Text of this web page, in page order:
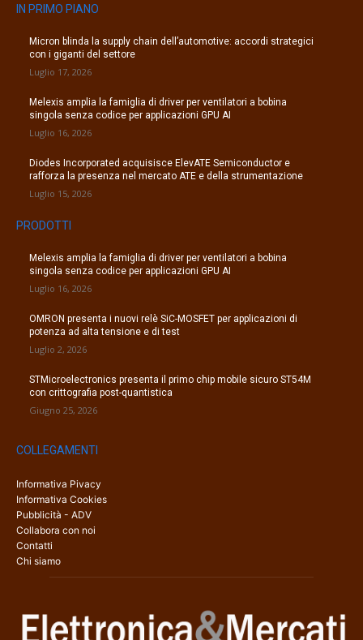
IN PRIMO PIANO
Micron blinda la supply chain dell’automotive: accordi strategici
con i giganti del settore
Luglio 17, 2026
Melexis amplia la famiglia di driver per ventilatori a bobina
singola senza codice per applicazioni GPU AI
Luglio 16, 2026
Diodes Incorporated acquisisce ElevATE Semiconductor e
rafforza la presenza nel mercato ATE e della strumentazione
Luglio 15, 2026
PRODOTTI
Melexis amplia la famiglia di driver per ventilatori a bobina
singola senza codice per applicazioni GPU AI
Luglio 16, 2026
OMRON presenta i nuovi relè SiC-MOSFET per applicazioni di
potenza ad alta tensione e di test
Luglio 2, 2026
STMicroelectronics presenta il primo chip mobile sicuro ST54M
con crittografia post-quantistica
Giugno 25, 2026
COLLEGAMENTI
Informativa Pivacy
Informativa Cookies
Pubblicità - ADV
Collabora con noi
Contatti
Chi siamo